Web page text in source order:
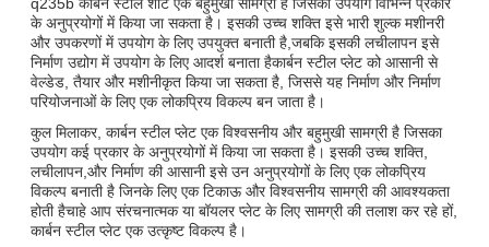
के अनुप्रयोगों में किया जा सकता है। इसकी उच्च शक्ति इसे भारी शुल्क मशीनरी
और उपकरणों में उपयोग के लिए उपयुक्त बनाती है,जबकि इसकी लचीलापन इसे
निर्माण उद्योग में उपयोग के लिए आदर्श बनाता हैकार्बन स्टील प्लेट को आसानी से
वेल्डेड, तैयार और मशीनीकृत किया जा सकता है, जिससे यह निर्माण और निर्माण
परियोजनाओं के लिए एक लोकप्रिय विकल्प बन जाता है।
कुल मिलाकर, कार्बन स्टील प्लेट एक विश्वसनीय और बहुमुखी सामग्री है जिसका
उपयोग कई प्रकार के अनुप्रयोगों में किया जा सकता है। इसकी उच्च शक्ति,
लचीलापन,और निर्माण की आसानी इसे उन अनुप्रयोगों के लिए एक लोकप्रिय
विकल्प बनाती है जिनके लिए एक टिकाऊ और विश्वसनीय सामग्री की आवश्यकता
होती हैचाहे आप संरचनात्मक या बॉयलर प्लेट के लिए सामग्री की तलाश कर रहे हों,
कार्बन स्टील प्लेट एक उत्कृष्ट विकल्प है।